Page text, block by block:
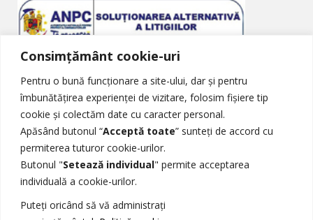
Consimțământ cookie-uri
Pentru o bună funcționare a site-ului, dar și pentru
îmbunătățirea experienței de vizitare, folosim fișiere tip
cookie și colectăm date cu caracter personal.
Apăsând butonul “Acceptă toate” sunteți de accord cu
permiterea tuturor cookie-urilor.
Butonul "Setează individual" permite acceptarea
individuală a cookie-urilor.
Puteți oricând să vă administrați
Soluționarea Alternativă a Litigiilor
Soluționarea Online a Litigiilor